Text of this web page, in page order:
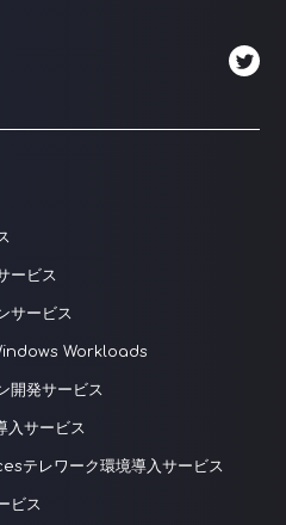
ービス
サービス
Workloads
開発サービス
サービス
テレワーク環境導入サービス
ビス